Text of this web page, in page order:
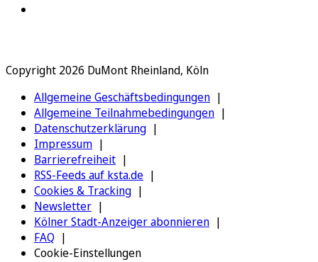
Copyright 2026 DuMont Rheinland, Köln
Allgemeine Geschäftsbedingungen
Allgemeine Teilnahmebedingungen
Datenschutzerklärung
Impressum
Barrierefreiheit
RSS-Feeds auf ksta.de
Cookies & Tracking
Newsletter
Kölner Stadt-Anzeiger abonnieren
FAQ
Cookie-Einstellungen